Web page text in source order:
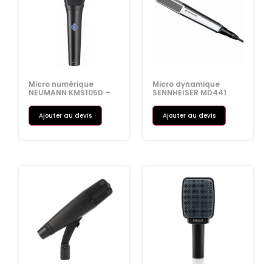
Micro numérique
NEUMANN KMS105D –
Ajouter au devis
Micro dynamique
SENNHEISER MD441
Ajouter au devis